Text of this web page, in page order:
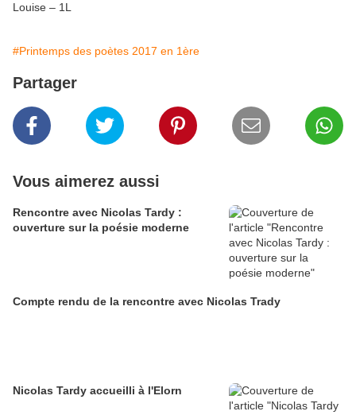
Louise – 1L
#Printemps des poètes 2017 en 1ère
Partager
Vous aimerez aussi
Rencontre avec Nicolas Tardy :
ouverture sur la poésie moderne
Compte rendu de la rencontre avec Nicolas Trady
Nicolas Tardy accueilli à l'Elorn